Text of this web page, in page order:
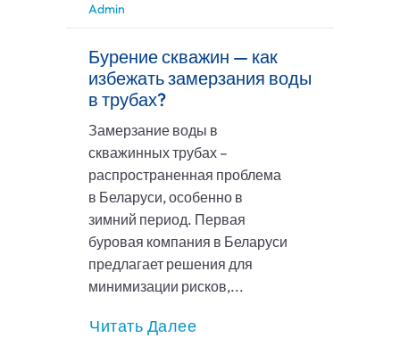
Admin
Бурение скважин — как
избежать замерзания воды
в трубах?
Замерзание воды в
скважинных трубах –
распространенная проблема
в Беларуси, особенно в
зимний период. Первая
буровая компания в Беларуси
предлагает решения для
минимизации рисков,...
Читать Далее